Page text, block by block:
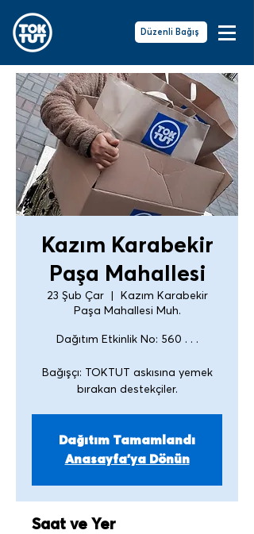
Düzenli Bağış
Kazım Karabekir
Paşa Mahallesi
23 Şub Çar
  |
Kazım Karabekir
Paşa Mahallesi Muh.
Dağıtım Etkinlik No: 560 . . .
Bağışçı: TOKTUT askısına yemek
Dağıtım Tamamlandı
Anasayfa'ya Dönün
Saat ve Yer